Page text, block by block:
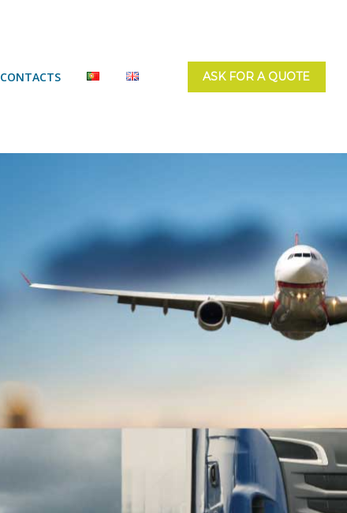
CONTACTS ASK FOR A QUOTE